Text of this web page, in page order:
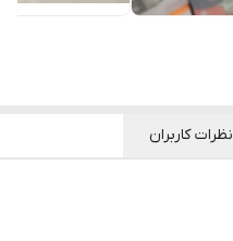
نظرات کاربران